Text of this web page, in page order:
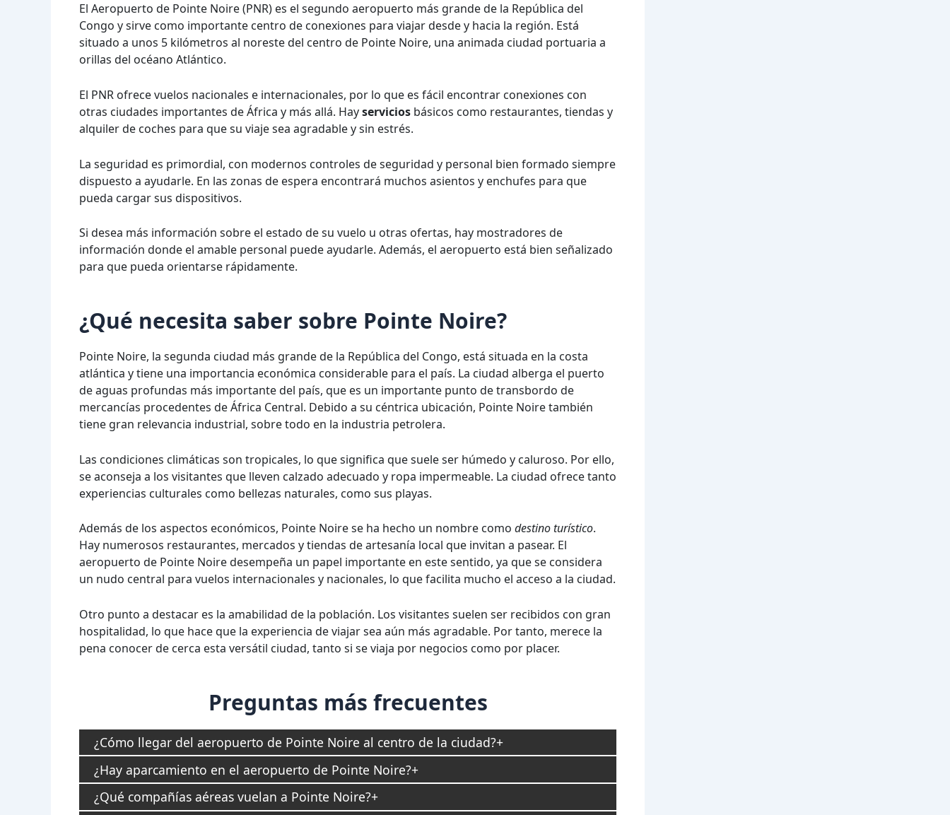
El Aeropuerto de Pointe Noire (PNR) es el segundo aeropuerto más grande de la República del
Congo y sirve como importante centro de conexiones para viajar desde y hacia la región. Está
situado a unos 5 kilómetros al noreste del centro de Pointe Noire, una animada ciudad portuaria a
orillas del océano Atlántico.
El PNR ofrece vuelos nacionales e internacionales, por lo que es fácil encontrar conexiones con
otras ciudades importantes de África y más allá. Hayservicios básicos como restaurantes, tiendas y
alquiler de coches para que su viaje sea agradable y sin estrés.
La seguridad es primordial, con modernos controles de seguridad y personal bien formado siempre
dispuesto a ayudarle. En las zonas de espera encontrará muchos asientos y enchufes para que
pueda cargar sus dispositivos.
Si desea más información sobre el estado de su vuelo u otras ofertas, hay mostradores de
información donde el amable personal puede ayudarle. Además, el aeropuerto está bien señalizado
para que pueda orientarse rápidamente.
¿Qué necesita saber sobre Pointe Noire?
Pointe Noire, la segunda ciudad más grande de la República del Congo, está situada en la costa
atlántica y tiene una importancia económica considerable para el país. La ciudad alberga el puerto
de aguas profundas más importante del país, que es un importante punto de transbordo de
mercancías procedentes de África Central. Debido a su céntrica ubicación, Pointe Noire también
tiene gran relevancia industrial, sobre todo en la industria petrolera.
Las condiciones climáticas son tropicales, lo que significa que suele ser húmedo y caluroso. Por ello,
se aconseja a los visitantes que lleven calzado adecuado y ropa impermeable. La ciudad ofrece tanto
experiencias culturales como bellezas naturales, como sus playas.
Además de los aspectos económicos, Pointe Noire se ha hecho un nombre como destino turístico.
Hay numerosos restaurantes, mercados y tiendas de artesanía local que invitan a pasear. El
aeropuerto de Pointe Noire desempeña un papel importante en este sentido, ya que se considera
un nudo central para vuelos internacionales y nacionales, lo que facilita mucho el acceso a la ciudad.
Otro punto a destacar es la amabilidad de la población. Los visitantes suelen ser recibidos con gran
hospitalidad, lo que hace que la experiencia de viajar sea aún más agradable. Por tanto, merece la
pena conocer de cerca esta versátil ciudad, tanto si se viaja por negocios como por placer.
Preguntas más frecuentes
¿Cómo llegar del aeropuerto de Pointe Noire al centro de la ciudad?
¿Hay aparcamiento en el aeropuerto de Pointe Noire?
¿Qué compañías aéreas vuelan a Pointe Noire?